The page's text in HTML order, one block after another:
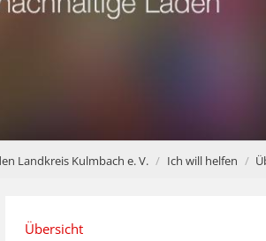
Landkreis Kulmbach e. V. Ich will helfen
Übersicht